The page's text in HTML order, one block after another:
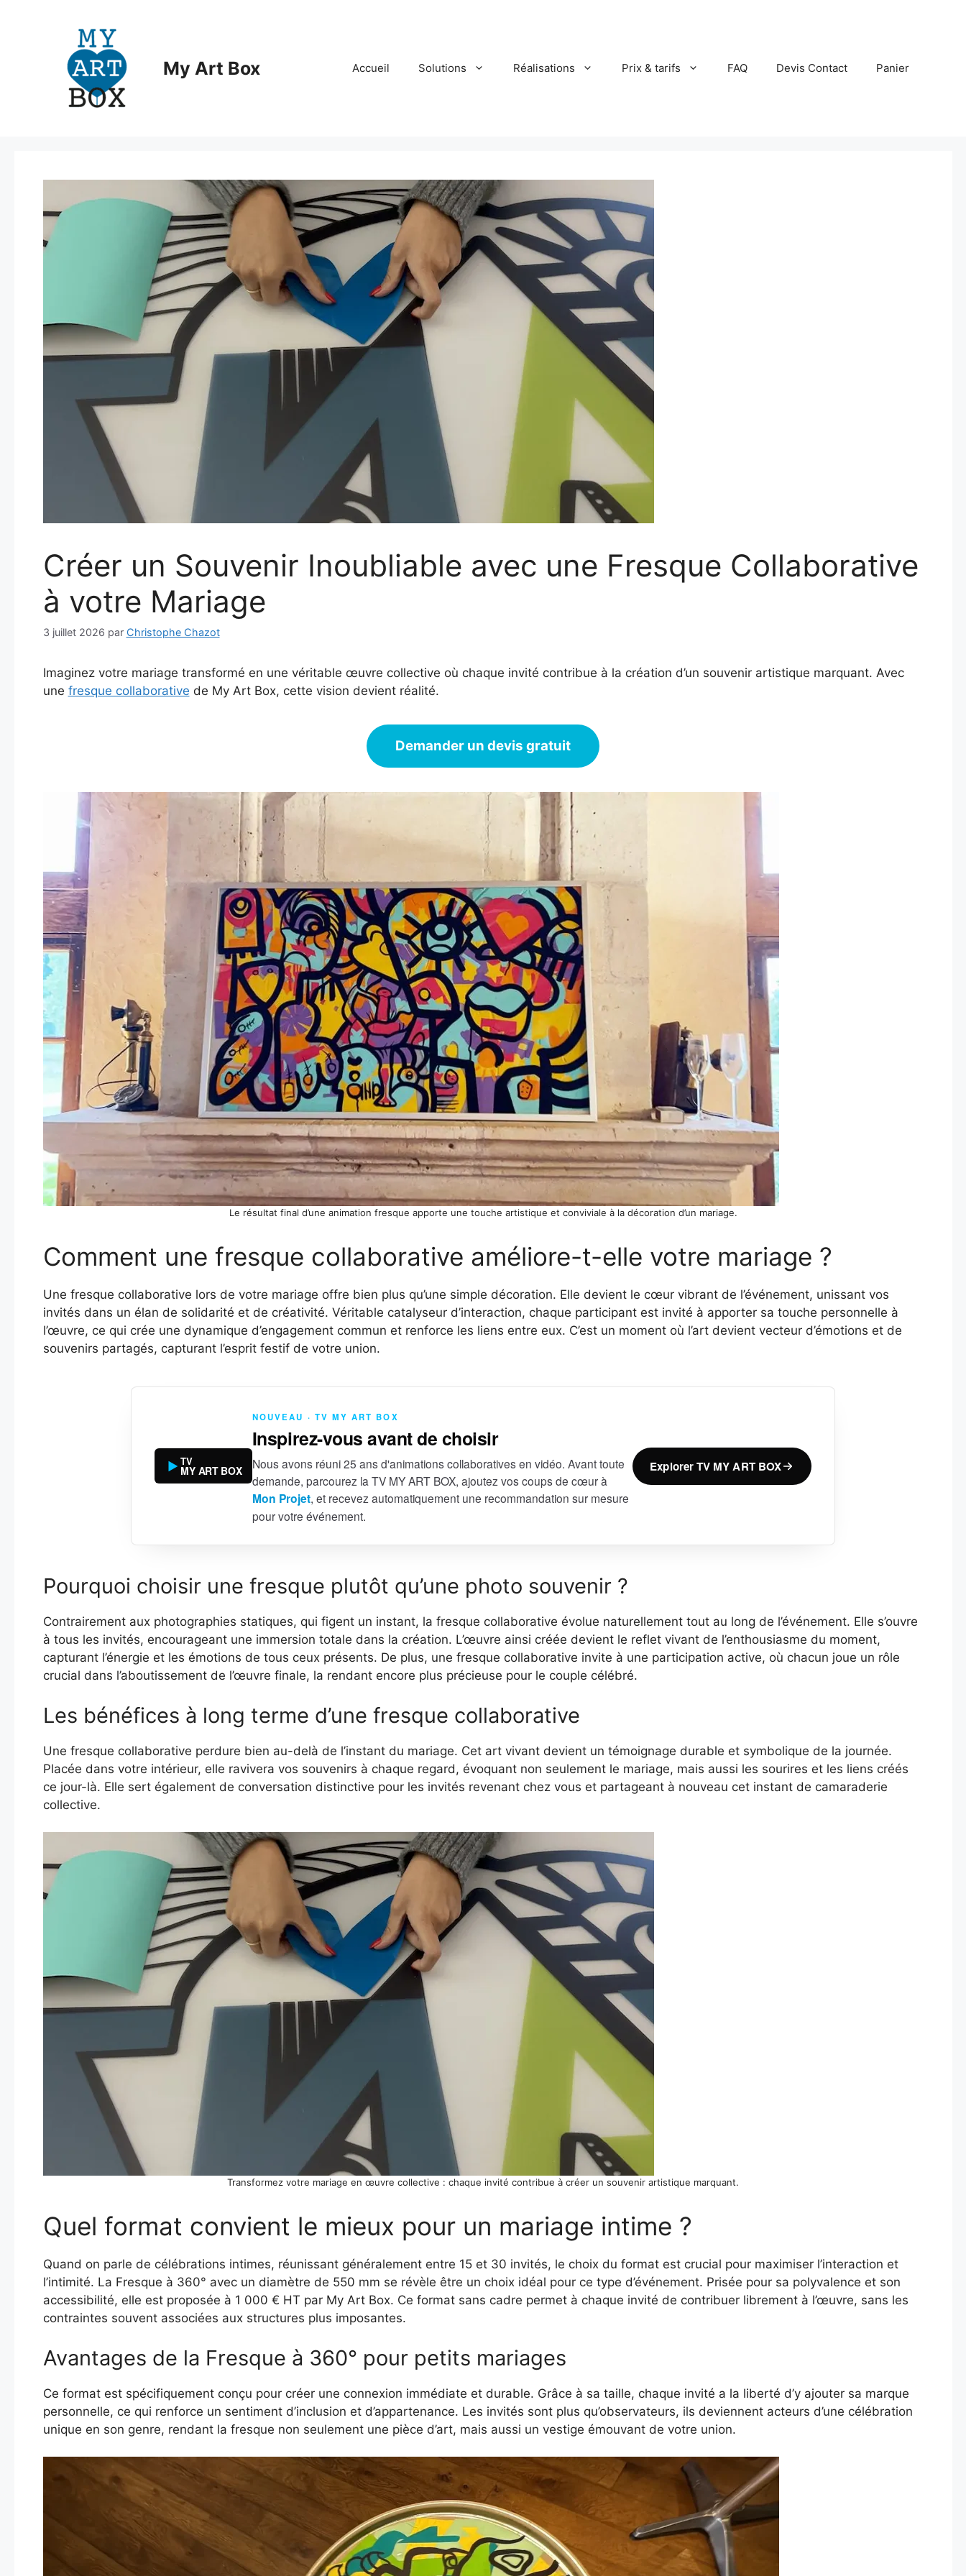
My Art Box Accueil Solutions Réalisations Prix & tarifs FAQ Devis Contact Panier
Créer un Souvenir Inoubliable avec une Fresque Collaborative
à votre Mariage
3 juillet 2026 par Christophe Chazot
Imaginez votre mariage transformé en une véritable œuvre collective où chaque invité contribue à la création d’un souvenir artistique marquant. Avec
une fresque collaborative de My Art Box, cette vision devient réalité.
Demander un devis gratuit
Le résultat final d’une animation fresque apporte une touche artistique et conviviale à la décoration d’un mariage.
Comment une fresque collaborative améliore-t-elle votre mariage ?
Une fresque collaborative lors de votre mariage offre bien plus qu’une simple décoration. Elle devient le cœur vibrant de l’événement, unissant vos
invités dans un élan de solidarité et de créativité. Véritable catalyseur d’interaction, chaque participant est invité à apporter sa touche personnelle à
l’œuvre, ce qui crée une dynamique d’engagement commun et renforce les liens entre eux. C’est un moment où l’art devient vecteur d’émotions et de
souvenirs partagés, capturant l’esprit festif de votre union.
TV
MY ART BOX
NOUVEAU · TV MY ART BOX
Inspirez-vous avant de choisir
Nous avons réuni 25 ans d'animations collaboratives en vidéo. Avant toute
demande, parcourez la TV MY ART BOX, ajoutez vos coups de cœur à
Mon Projet, et recevez automatiquement une recommandation sur mesure
pour votre événement.
Explorer TV MY ART BOX
Pourquoi choisir une fresque plutôt qu’une photo souvenir ?
Contrairement aux photographies statiques, qui figent un instant, la fresque collaborative évolue naturellement tout au long de l’événement. Elle s’ouvre
à tous les invités, encourageant une immersion totale dans la création. L’œuvre ainsi créée devient le reflet vivant de l’enthousiasme du moment,
capturant l’énergie et les émotions de tous ceux présents. De plus, une fresque collaborative invite à une participation active, où chacun joue un rôle
crucial dans l’aboutissement de l’œuvre finale, la rendant encore plus précieuse pour le couple célébré.
Les bénéfices à long terme d’une fresque collaborative
Une fresque collaborative perdure bien au-delà de l’instant du mariage. Cet art vivant devient un témoignage durable et symbolique de la journée.
Placée dans votre intérieur, elle ravivera vos souvenirs à chaque regard, évoquant non seulement le mariage, mais aussi les sourires et les liens créés
ce jour-là. Elle sert également de conversation distinctive pour les invités revenant chez vous et partageant à nouveau cet instant de camaraderie
collective.
Transformez votre mariage en œuvre collective : chaque invité contribue à créer un souvenir artistique marquant.
Quel format convient le mieux pour un mariage intime ?
Quand on parle de célébrations intimes, réunissant généralement entre 15 et 30 invités, le choix du format est crucial pour maximiser l’interaction et
l’intimité. La Fresque à 360° avec un diamètre de 550 mm se révèle être un choix idéal pour ce type d’événement. Prisée pour sa polyvalence et son
accessibilité, elle est proposée à 1 000 € HT par My Art Box. Ce format sans cadre permet à chaque invité de contribuer librement à l’œuvre, sans les
contraintes souvent associées aux structures plus imposantes.
Avantages de la Fresque à 360° pour petits mariages
Ce format est spécifiquement conçu pour créer une connexion immédiate et durable. Grâce à sa taille, chaque invité a la liberté d’y ajouter sa marque
personnelle, ce qui renforce un sentiment d’inclusion et d’appartenance. Les invités sont plus qu’observateurs, ils deviennent acteurs d’une célébration
unique en son genre, rendant la fresque non seulement une pièce d’art, mais aussi un vestige émouvant de votre union.